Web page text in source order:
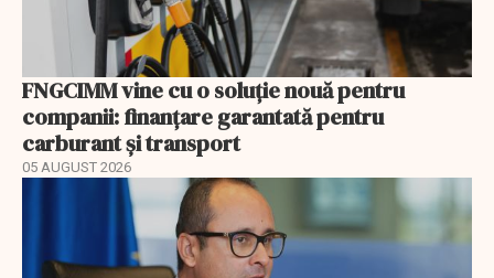
FNGCIMM vine cu o soluție nouă pentru
companii: finanțare garantată pentru
carburant și transport
05 AUGUST 2026